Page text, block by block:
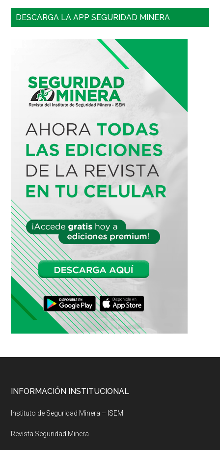
DESCARGA LA APP SEGURIDAD MINERA
Footer
INFORMACIÓN INSTITUCIONAL
Instituto de Seguridad Minera – ISEM
Revista Seguridad Minera